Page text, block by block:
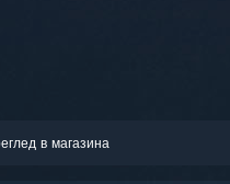
в магазина